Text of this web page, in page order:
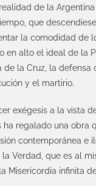
de la
que
la comodidad de
en alto el ideal de la
de la Cruz, la defensa
y el martirio.
exégesis a la vista
ha regalado una obra
contemporánea e
Verdad, que es al
Misericordia infinita